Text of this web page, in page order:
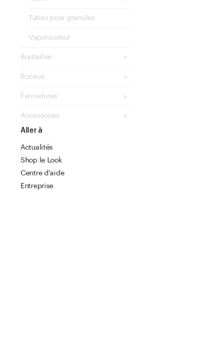
Tubes pour granules
Vaporisateur
Bouteilles
Bocaux
Fermetures
Accessoires
Aller à
Actualités
Shop le Look
Centre d'aide
Entreprise